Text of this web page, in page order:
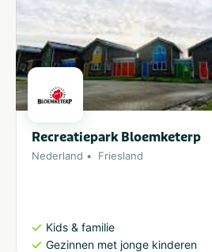
Recreatiepark Bloemketerp
Nederland Friesland
Kids & familie
Gezinnen met jonge kinderen